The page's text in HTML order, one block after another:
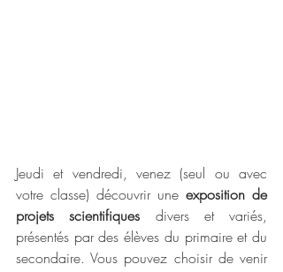
Jeudi et vendredi, venez (seul ou avec
votre classe) découvrir une exposition de
projets scientifiques divers et variés,
présentés par des élèves du primaire et du
secondaire. Vous pouvez choisir de venir